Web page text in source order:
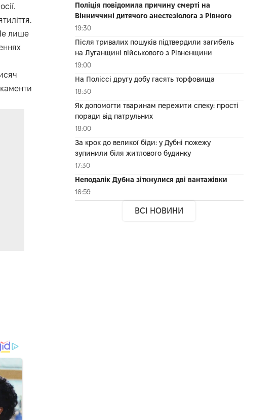
лише
Поліція повідомила причину смерті на
Вінниччині дитячого анестезіолога з Рівного
19:30
Після тривалих пошуків підтвердили загибель
на Луганщині військового з Рівненщини
19:00
На Поліссі другу добу гасять торфовища
18:30
Як допомогти тваринам пережити спеку: прості
поради від патрульних
18:00
За крок до великої біди: у Дубні пожежу
зупинили біля житлового будинку
17:30
Неподалік Дубна зіткнулися дві вантажівки
16:59
ВСІ НОВИНИ